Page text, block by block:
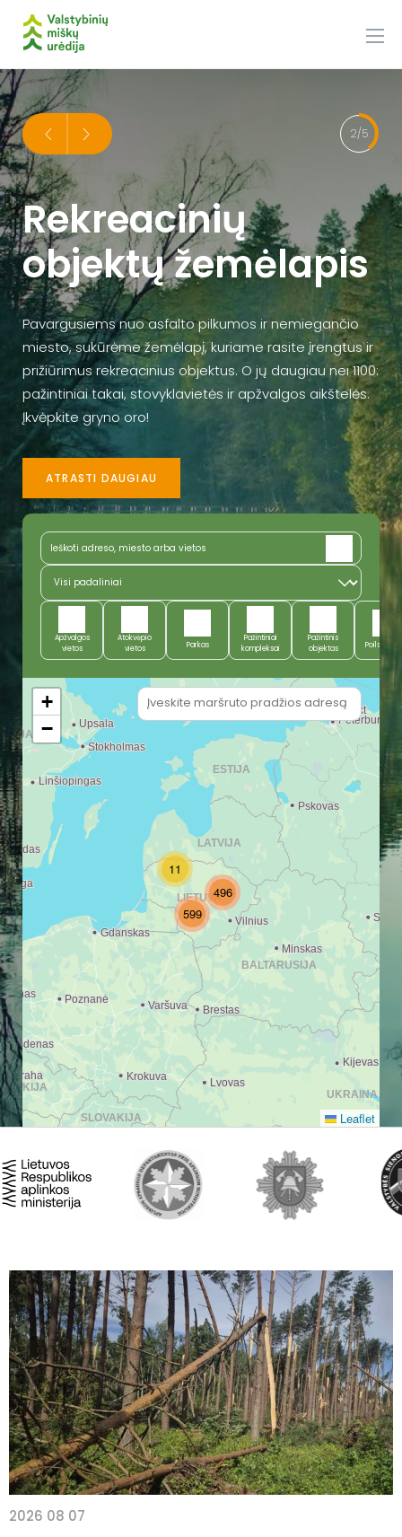
Skip
to
content
2/5
Rekreacinių
objektų žemėlapis
Pavargusiems nuo asfalto pilkumos ir nemiegančio
miesto, sukūrėme žemėlapį, kuriame rasite įrengtus ir
prižiūrimus rekreacinius objektus. O jų daugiau nei 1100:
pažintiniai takai, stovyklavietės ir apžvalgos aikštelės.
Įkvėpkite gryno oro!
ATRASTI DAUGIAU
Apžvalgos
vietos
Atokvėpio
vietos
Parkas
Pažintiniai
kompleksai
Pažintinis
objektas
11
599
496
+
−
Leaflet
2026 08 07